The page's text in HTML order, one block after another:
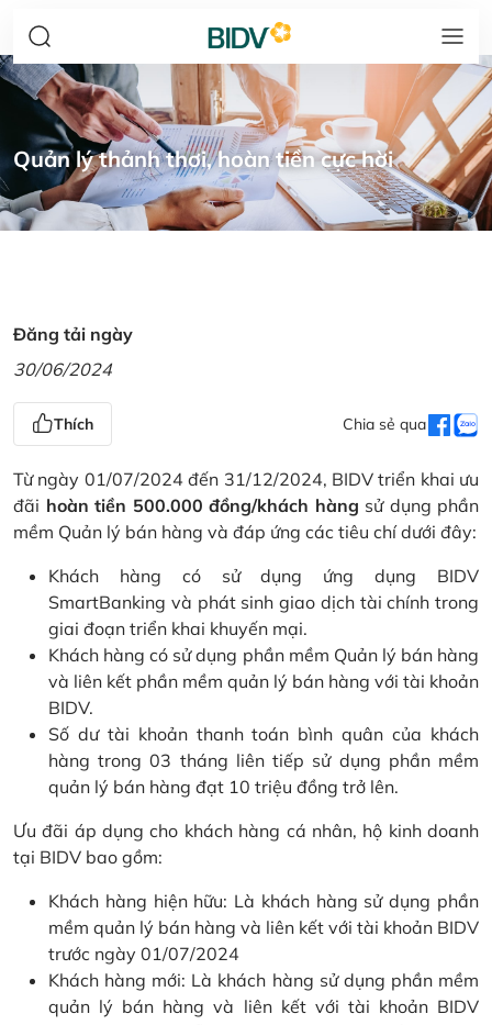
Quản lý thảnh thơi, hoàn tiền cực hời
Đăng tải ngày
30/06/2024
Thích Chia sẻ qua
Từ ngày 01/07/2024 đến 31/12/2024, BIDV triển khai ưu
đãi hoàn tiền 500.000 đồng/khách hàng sử dụng phần
mềm Quản lý bán hàng và đáp ứng các tiêu chí dưới đây:
Khách hàng có sử dụng ứng dụng BIDV
SmartBanking và phát sinh giao dịch tài chính trong
giai đoạn triển khai khuyến mại.
Khách hàng có sử dụng phần mềm Quản lý bán hàng
và liên kết phần mềm quản lý bán hàng với tài khoản
BIDV.
Số dư tài khoản thanh toán bình quân của khách
hàng trong 03 tháng liên tiếp sử dụng phần mềm
quản lý bán hàng đạt 10 triệu đồng trở lên.
Ưu đãi áp dụng cho khách hàng cá nhân, hộ kinh doanh
tại BIDV bao gồm:
Khách hàng hiện hữu: Là khách hàng sử dụng phần
mềm quản lý bán hàng và liên kết với tài khoản BIDV
trước ngày 01/07/2024
Khách hàng mới: Là khách hàng sử dụng phần mềm
quản lý bán hàng và liên kết với tài khoản BIDV